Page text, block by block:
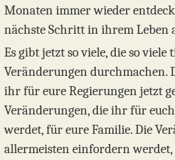
Monaten immer wieder
nächste Schritt in ihrem Leben
Es gibt jetzt so viele, die so viele
Veränderungen durchmachen.
ihr für eure Regierungen jetzt
Veränderungen, die ihr für
werdet, für eure Familie. Die
allermeisten einfordern